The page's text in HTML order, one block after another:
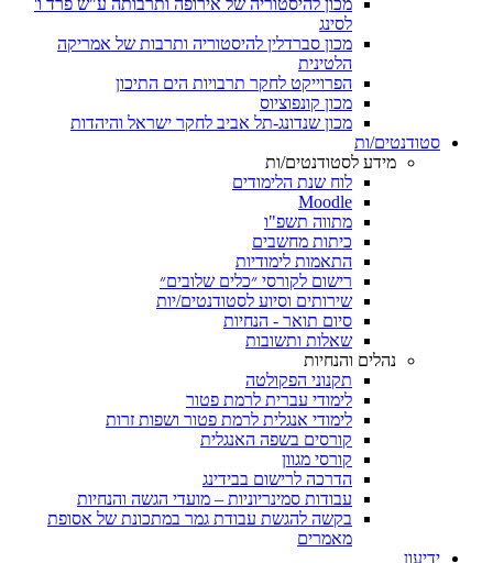
מכון להיסטוריה של אירופה ותרבותה ע"ש פרד ו'
לסינג
מכון סברדלין להיסטוריה ותרבות של אמריקה
הלטינית
הפרוייקט לחקר תרבויות הים התיכון
מכון קונפוציוס
מכון שנדונג-תל אביב לחקר ישראל והיהדות
סטודנטים/ות
מידע לסטודנטים/ות
לוח שנת הלימודים
Moodle
מתווה תשפ"ו
כיתות מחשבים
התאמות לימודיות
רישום לקורסי ״כלים שלובים״
שירותים וסיוע לסטודנטים/יות
סיום תואר - הנחיות
שאלות ותשובות
נהלים והנחיות
תקנוני הפקולטה
לימודי עברית לרמת פטור
לימודי אנגלית לרמת פטור ושפות זרות
קורסים בשפה האנגלית
קורסי מגוון
הדרכה לרישום בבידינג
עבודות סמינריוניות – מועדי הגשה והנחיות
בקשה להגשת עבודת גמר במתכונת של אסופת
מאמרים
ידיעון